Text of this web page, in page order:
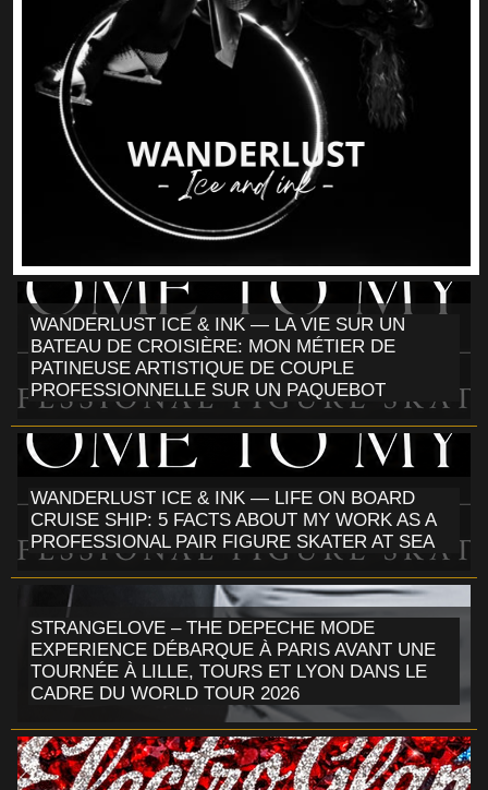
WANDERLUST ICE & INK — LA VIE SUR UN
BATEAU DE CROISIÈRE: MON MÉTIER DE
PATINEUSE ARTISTIQUE DE COUPLE
PROFESSIONNELLE SUR UN PAQUEBOT
WANDERLUST ICE & INK — LIFE ON BOARD
CRUISE SHIP: 5 FACTS ABOUT MY WORK AS A
PROFESSIONAL PAIR FIGURE SKATER AT SEA
STRANGELOVE – THE DEPECHE MODE
EXPERIENCE DÉBARQUE À PARIS AVANT UNE
TOURNÉE À LILLE, TOURS ET LYON DANS LE
CADRE DU WORLD TOUR 2026